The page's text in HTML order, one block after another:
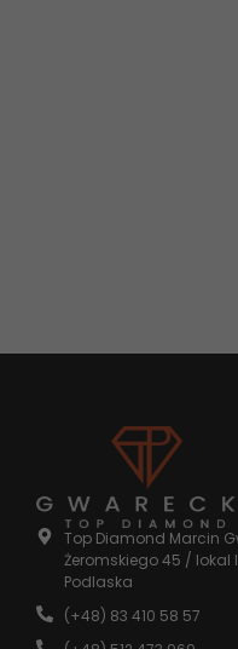
Top Diamond Marcin
Żeromskiego 45 / lokal
Podlaska
(+48) 83 410 58 57